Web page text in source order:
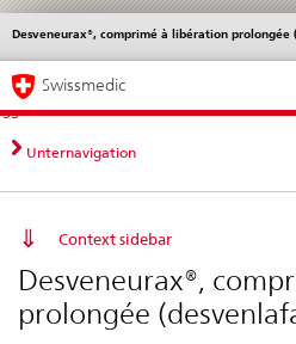
Navigazione
diretta:
novità,
aspetti
contatto
Novità &
norme
Desveneurax®, comprimé à libération
Service
Navigation
Swissmedic
Unternavigation
Context sidebar
Desveneurax®,
prolongée